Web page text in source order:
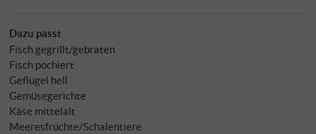
Dazu passt
Fisch gegrillt/gebraten
Fisch pochiert
Geflügel hell
Gemüsegerichte
Käse mittelalt
Meeresfrüchte/Schalentiere